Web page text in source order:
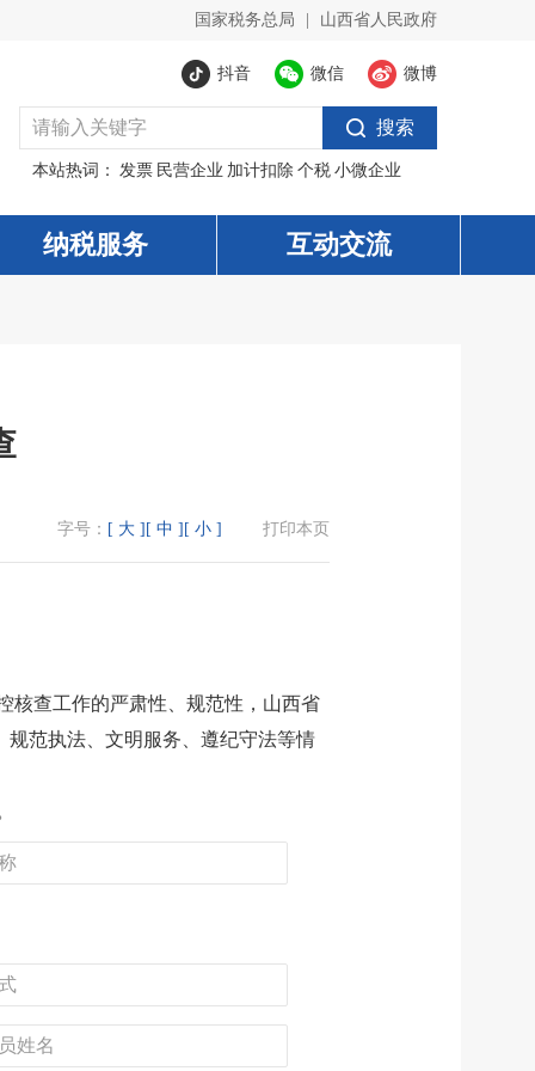
国家税务总局 山西省人民政府
抖音 微信 微博
搜索
本站热词： 发票 民营企业 加计扣除 个税 小微企业
纳税服务 互动交流
字号： [ 大 ] [ 中 ] [ 小 ] 打印本页
核查工作的严肃性、规范性，山西省
规范执法、文明服务、遵纪守法等情